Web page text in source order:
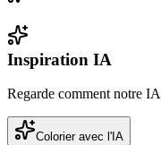
Inspiration IA
Regarde comment notre
Colorier avec l'IA